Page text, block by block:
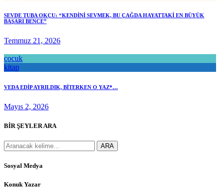
SEVDE TUBA OKÇU: “KENDİNİ SEVMEK, BU ÇAĞDA HAYATTAKİ EN BÜYÜK
BAŞARI BENCE”
Temmuz 21, 2026
çocuk
kitap
VEDA EDİP AYRILDIK, BİTERKEN O YAZ*…
Mayıs 2, 2026
BİR ŞEYLER ARA
Search
for:
ARA
Sosyal Medya
Konuk Yazar